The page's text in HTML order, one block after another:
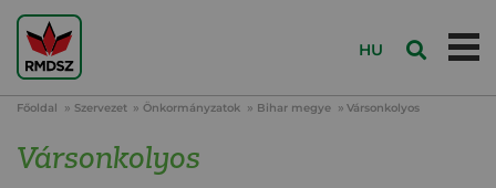
HU
Főoldal Szervezet Önkormányzatok Bihar megye Vársonkolyos
Vársonkolyos